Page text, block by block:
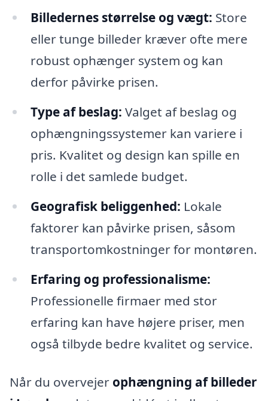
Billedernes størrelse og vægt: Store
eller tunge billeder kræver ofte mere
robust ophænger system og kan
derfor påvirke prisen.
Type af beslag: Valget af beslag og
ophængningssystemer kan variere i
pris. Kvalitet og design kan spille en
rolle i det samlede budget.
Geografisk beliggenhed: Lokale
faktorer kan påvirke prisen, såsom
transportomkostninger for montøren.
Erfaring og professionalisme:
Professionelle firmaer med stor
erfaring kan have højere priser, men
også tilbyde bedre kvalitet og service.
Når du overvejer ophængning af billeder